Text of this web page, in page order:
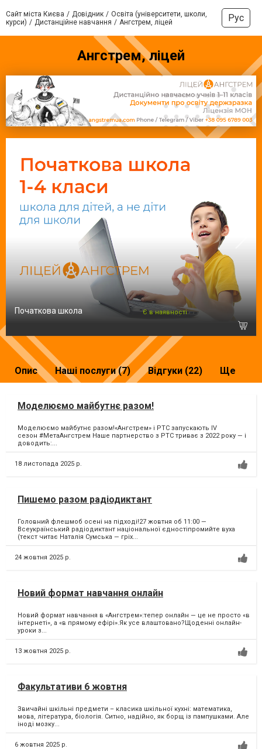
Сайт міста Києва Довідник
Освіта (університети, школи,
курси)
Дистанційне навчання Ангстрем, ліцей Рус
Ангстрем, ліцей
Початкова школа Є в наявності
Опис Наші послуги (7) Відгуки (22) Ще
Моделюємо майбутнє разом!
Моделюємо майбутнє разом!«Ангстрем» і PTC запускають IV
сезон #МетаАнгстрем Наше партнерство з PTC триває з 2022 року — і
доводить:...
18 листопада 2025 р.
Пишемо разом радіодиктант
Головний флешмоб осені на підході!27 жовтня об 11:00 —
Всеукраїнський радіодиктант національної єдностіпромийте вуха
(текст читає Наталія Сумська — гріх...
24 жовтня 2025 р.
Новий формат навчання онлайн
Новий формат навчання в «Ангстрем»:тепер онлайн — це не просто «в
інтернеті», а «в прямому ефірі».Як усе влаштовано?Щоденні онлайн-
уроки з...
13 жовтня 2025 р.
Факультативи 6 жовтня
Звичайні шкільні предмети – класика шкільної кухні: математика,
мова, література, біологія. Ситно, надійно, як борщ із пампушками. Але
іноді мозку...
6 жовтня 2025 р.